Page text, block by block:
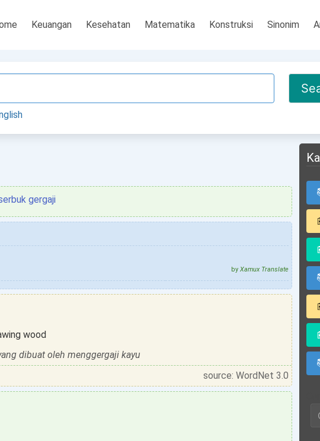
Keuangan Kesehatan Matematika Konstruksi Sinonim
gergaji
by Xamux Translate
wood
dibuat oleh menggergaji kayu
source: WordNet 3.0